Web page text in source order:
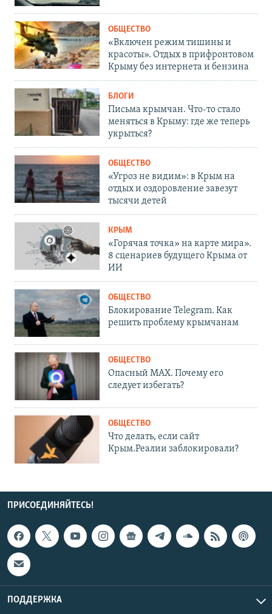
ОБЩЕСТВО
«Включен режим тишины и
красоты». Отдых в прифронтовом
Крыму без интернета и бензина
БЛОГИ
Письма крымчан. Что-то стало
меняться в Крыму: где же теперь
укрыться?
ОБЩЕСТВО
«Угроз не видим»: в Крым на
отдых и оздоровление завезут
тысячи детей
КРЫМ
«Горячая точка» на карте мира».
8 сценариев будущего Крыма от
ИИ
ОБЩЕСТВО
Блокирование Telegram. Как
решить проблему крымчанам
ОБЩЕСТВО
Опасный MAX. Почему его
следует избегать?
ОБЩЕСТВО
Что делать, если сайт
Крым.Реалии заблокировали?
ПРИСОЕДИНЯЙТЕСЬ!
ПОДДЕРЖКА